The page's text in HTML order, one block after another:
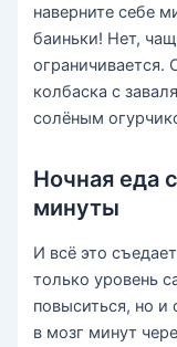
наверните себе
баиньки! Нет,
ограничивается.
колбаска с
солёным
Ночная еда
минуты
И всё это
только уровень
повыситься, но
в мозг минут